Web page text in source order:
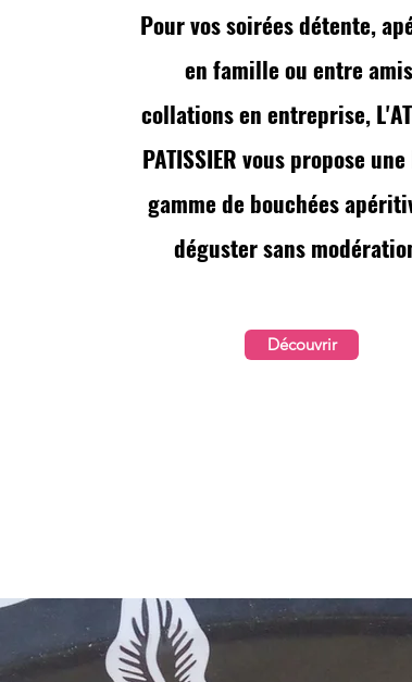
Pour vos soirées détente,
en famille ou entre
collations en entreprise,
PATISSIER vous propose
gamme de bouchées
déguster sans
Découvrir